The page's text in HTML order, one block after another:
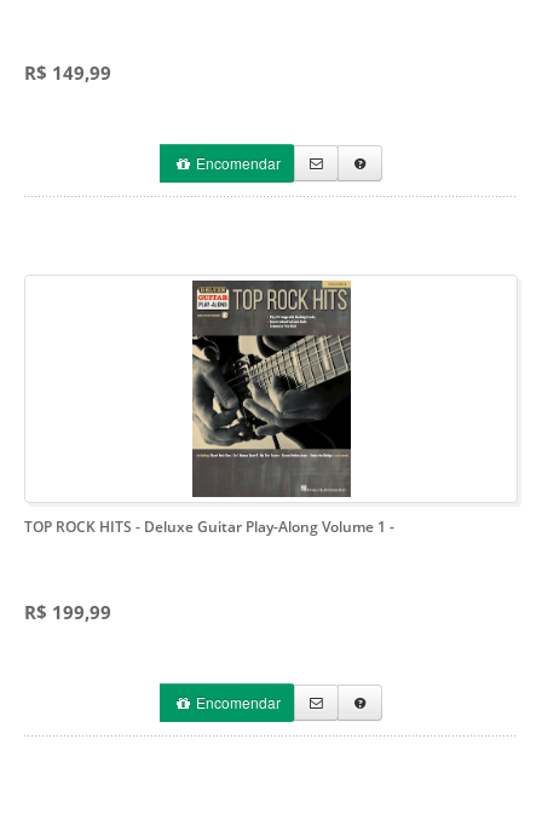
R$ 149,99
Encomendar
TOP ROCK HITS - Deluxe Guitar Play-Along Volume 1 -
R$ 199,99
Encomendar